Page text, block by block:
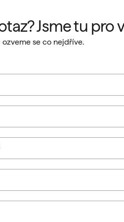
Jsme tu pro
ozveme se co nejdříve.